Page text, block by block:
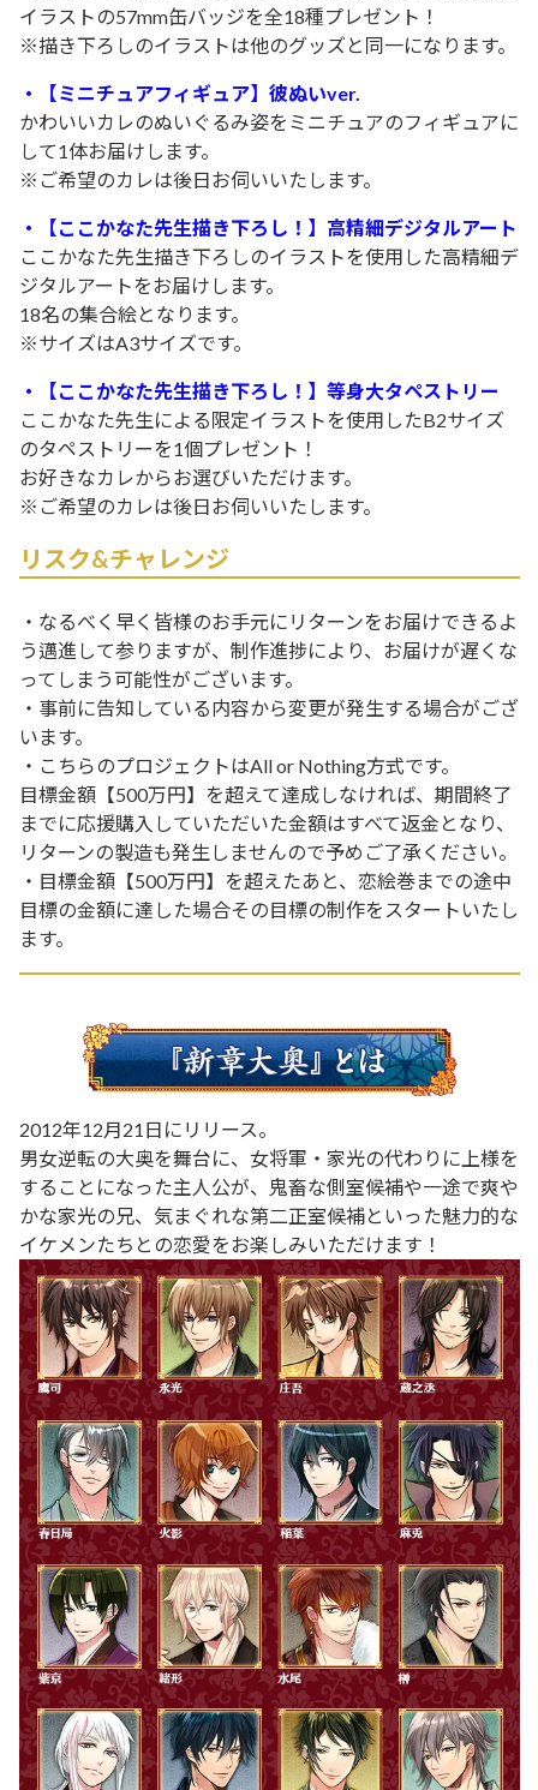
イラストの57mm缶バッジを全18種プレゼント！
※描き下ろしのイラストは他のグッズと同一になります。
・【ミニチュアフィギュア】彼ぬいver.
かわいいカレのぬいぐるみ姿をミニチュアのフィギュアに
して1体お届けします。
※ご希望のカレは後日お伺いいたします。
・【ここかなた先生描き下ろし！】高精細デジタルアート
ここかなた先生描き下ろしのイラストを使用した高精細デ
ジタルアートをお届けします。
18名の集合絵となります。
※サイズはA3サイズです。
・【ここかなた先生描き下ろし！】等身大タペストリー
ここかなた先生による限定イラストを使用したB2サイズ
のタペストリーを1個プレゼント！
お好きなカレからお選びいただけます。
※ご希望のカレは後日お伺いいたします。
リスク&チャレンジ
・なるべく早く皆様のお手元にリターンをお届けできるよ
う邁進して参りますが、制作進捗により、お届けが遅くな
ってしまう可能性がございます。
・事前に告知している内容から変更が発生する場合がござ
います。
・こちらのプロジェクトはAll or Nothing方式です。
目標金額【500万円】を超えて達成しなければ、期間終了
までに応援購入していただいた金額はすべて返金となり、
リターンの製造も発生しませんので予めご了承ください。
・目標金額【500万円】を超えたあと、恋絵巻までの途中
目標の金額に達した場合その目標の制作をスタートいたし
ます。
2012年12月21日にリリース。
男女逆転の大奥を舞台に、女将軍・家光の代わりに上様を
することになった主人公が、鬼畜な側室候補や一途で爽や
かな家光の兄、気まぐれな第二正室候補といった魅力的な
イケメンたちとの恋愛をお楽しみいただけます！